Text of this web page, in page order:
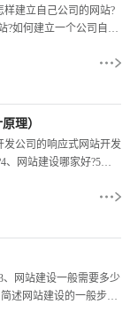
建立自己公司的网站?
?如何建立一个公司自己
理）
发公司的响应式网站开发
、网站建设哪家好?5、
、网站建设一般需要多少
述网站建设的一般步骤